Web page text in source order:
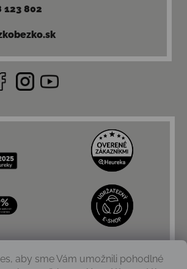
aby sme Vám umožnili pohodlné
123 802